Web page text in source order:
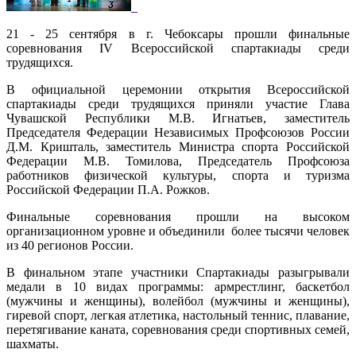
21 - 25 сентября в г. Чебоксары прошли финальные
соревнования IV Всероссийской спартакиады среди
трудящихся.
В официальной церемонии открытия Всероссийской
спартакиады среди трудящихся приняли участие Глава
Чувашской Республики М.В. Игнатьев, заместитель
Председателя Федерации Независимых Профсоюзов России
Д.М. Кришталь, заместитель Министра спорта Российской
Федерации М.В. Томилова, Председатель Профсоюза
работников физической культуры, спорта и туризма
Российской Федерации П.А. Рожков.
Финальные соревнования прошли на высоком
организационном уровне и объединили более тысячи человек
из 40 регионов России.
В финальном этапе участники Спартакиады разыгрывали
медали в 10 видах программы: армрестлинг, баскетбол
(мужчины и женщины), волейбол (мужчины и женщины),
гиревой спорт, легкая атлетика, настольный теннис, плавание,
перетягивание каната, соревнования среди спортивных семей,
шахматы.